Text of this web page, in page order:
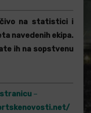
na statistici i
navedenih ekipa.
ih na sopstvenu
stranicu –